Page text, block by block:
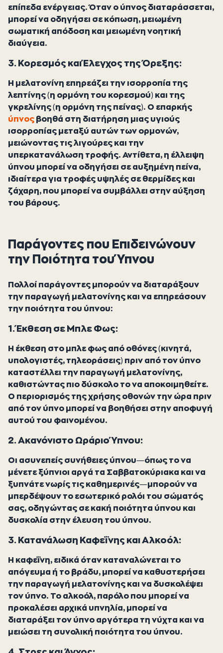
επίπεδα ενέργειας. Όταν ο ύπνος διαταράσσεται,
μπορεί να οδηγήσει σε κόπωση, μειωμένη
σωματική απόδοση και μειωμένη νοητική
διαύγεια.
3. Κορεσμός και Έλεγχος της Όρεξης:
Η μελατονίνη επηρεάζει την ισορροπία της
λεπτίνης (η ορμόνη του κορεσμού) και της
γκρελίνης (η ορμόνη της πείνας). Ο επαρκής
ύπνος βοηθά στη διατήρηση μιας υγιούς
ισορροπίας μεταξύ αυτών των ορμονών,
μειώνοντας τις λιγούρες και την
υπερκατανάλωση τροφής. Αντίθετα, η έλλειψη
ύπνου μπορεί να οδηγήσει σε αυξημένη πείνα,
ιδιαίτερα για τροφές υψηλές σε θερμίδες και
ζάχαρη, που μπορεί να συμβάλλει στην αύξηση
του βάρους.
Παράγοντες που Επιδεινώνουν
την Ποιότητα του Ύπνου
Πολλοί παράγοντες μπορούν να διαταράξουν
την παραγωγή μελατονίνης και να επηρεάσουν
την ποιότητα του ύπνου:
1. Έκθεση σε Μπλε Φως:
Η έκθεση στο μπλε φως από οθόνες (κινητά,
υπολογιστές, τηλεοράσεις) πριν από τον ύπνο
καταστέλλει την παραγωγή μελατονίνης,
καθιστώντας πιο δύσκολο το να αποκοιμηθείτε.
Ο περιορισμός της χρήσης οθονών την ώρα πριν
από τον ύπνο μπορεί να βοηθήσει στην αποφυγή
αυτού του φαινομένου.
2. Ακανόνιστο Ωράριο Ύπνου:
Οι ασυνεπείς συνήθειες ύπνου—όπως το να
μένετε ξύπνιοι αργά τα Σαββατοκύριακα και να
ξυπνάτε νωρίς τις καθημερινές—μπορούν να
μπερδέψουν το εσωτερικό ρολόι του σώματός
σας, οδηγώντας σε κακή ποιότητα ύπνου και
δυσκολία στην έλευση του ύπνου.
3. Κατανάλωση Καφεΐνης και Αλκοόλ:
Η καφεΐνη, ειδικά όταν καταναλώνεται το
απόγευμα ή το βράδυ, μπορεί να καθυστερήσει
την παραγωγή μελατονίνης και να δυσκολέψει
τον ύπνο. Το αλκοόλ, παρόλο που μπορεί να
προκαλέσει αρχικά υπνηλία, μπορεί να
διαταράξει τον ύπνο αργότερα τη νύχτα και να
μειώσει τη συνολική ποιότητα του ύπνου.